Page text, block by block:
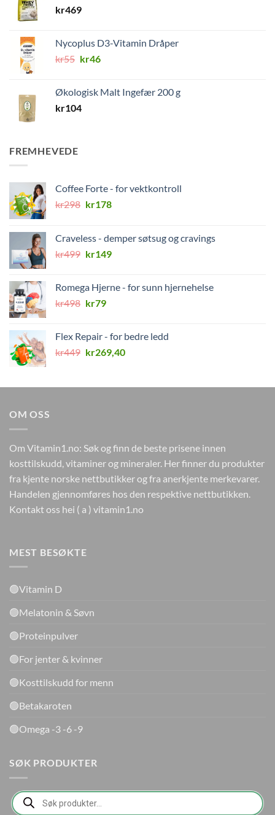
kr469
Nycoplus D3-Vitamin Dråper
kr55 Opprinnelig
kr55.
kr46Nåværende
kr46.
Økologisk Malt Ingefær 200 g
kr104
FREMHEVEDE
Coffee Forte - for vektkontroll
kr298 Opprinnelig
kr298.
kr178Nåværende
kr178.
Craveless - demper søtsug og cravings
kr499 Opprinnelig
kr499.
kr149Nåværende
kr149.
Romega Hjerne - for sunn hjernehelse
kr498 Opprinnelig
kr498.
kr79Nåværende
kr79.
Flex Repair - for bedre ledd
kr449 Opprinnelig
kr449.
kr269,40Nåværende
kr269,40.
OM OSS
Om Vitamin1.no: Søk og finn de beste prisene innen
kosttilskudd, vitaminer og mineraler. Her finner du produkter
fra kjente norske nettbutikker og fra anerkjente merkevarer.
Handelen gjennomføres hos den respektive nettbutikken.
Kontakt oss hei ( a ) vitamin1.no
MEST BESØKTE
🟢Vitamin D
🟢Melatonin & Søvn
🟢Proteinpulver
🟢For jenter & kvinner
🟢Kosttilskudd for menn
🟢Betakaroten
🟢Omega -3 -6 -9
SØK PRODUKTER
Products
search